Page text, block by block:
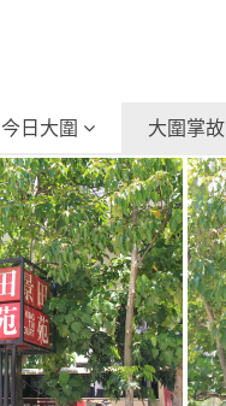
今日大圍 大圍掌故